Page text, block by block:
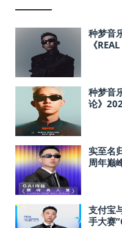
种梦音
《
种梦音
论》
实至名
周年巅
支付宝
手大赛